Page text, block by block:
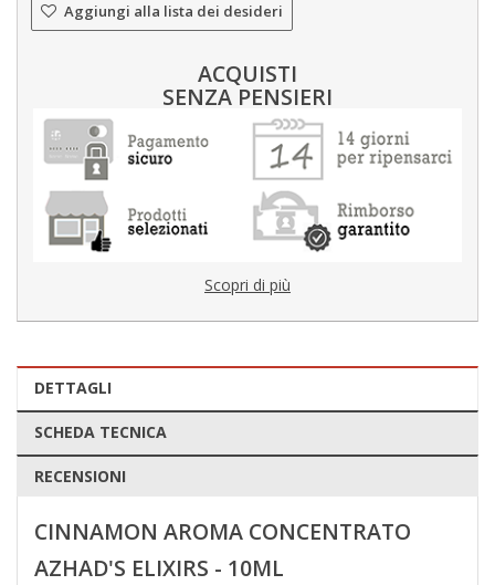
Aggiungi alla lista dei desideri
ACQUISTI
SENZA PENSIERI
Scopri di più
DETTAGLI
SCHEDA TECNICA
RECENSIONI
CINNAMON AROMA CONCENTRATO
AZHAD'S ELIXIRS - 10ML